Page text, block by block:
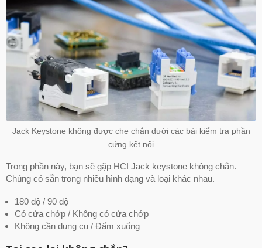
Jack Keystone không được che chắn dưới các bài kiểm tra phần
cứng kết nối
Trong phần này, bạn sẽ gặp HCI Jack keystone không chắn.
Chúng có sẵn trong nhiều hình dạng và loại khác nhau.
180 độ / 90 độ
Có cửa chớp / Không có cửa chớp
Không cần dụng cụ / Đấm xuống